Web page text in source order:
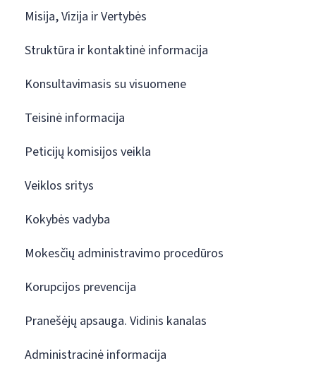
Misija, Vizija ir Vertybės
Struktūra ir kontaktinė informacija
Konsultavimasis su visuomene
Teisinė informacija
Peticijų komisijos veikla
Veiklos sritys
Kokybės vadyba
Mokesčių administravimo procedūros
Korupcijos prevencija
Pranešėjų apsauga. Vidinis kanalas
Administracinė informacija